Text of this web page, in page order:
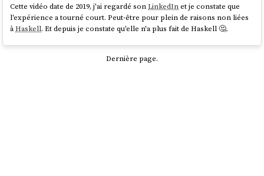
Cette vidéo date de 2019, j'ai regardé sonLinkedInet je constate que
l'expérience a tourné court. Peut-être pour plein de raisons non liées
àHaskell. Et depuis je constate qu'elle n'a plus fait de Haskell 🤔.
Dernière page.